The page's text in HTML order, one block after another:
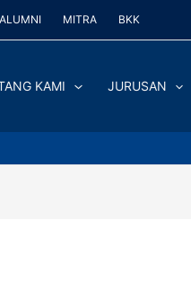
ALUMNI MITRA BKK
KAMI JURUSAN